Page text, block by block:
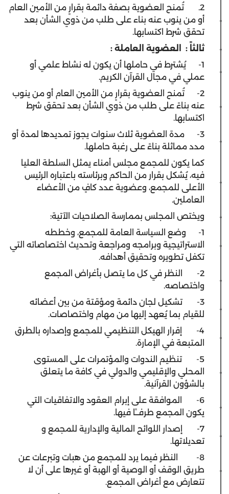
2. تُمنح العضوية بصفة دائمة بقرارٍ من الأمين العام
أو من ينوب عنه بناء على طلب من ذوي الشأن بعد
تحقق شرط اكتسابها.
ثالثاً : العضوية العاملة :
1- يُشترط في حاملها أن يكون له نشاط علمي أو
عملي في مجال القرآن الكريم.
2- تُمنح العضوية بقرارٍ من الأمين العام أو من ينوب
عنه بناءً على طلب من ذوي الشأن بعد تحقق شرط
اكتسابها.
3- مدة العضوية ثلاث سنوات يجوز تمديدها لمدة أو
مدد مماثلة بناءً على رغبة حاملها.
كما يكون للمجمع مجلس أمناء يمثل السلطة العليا
فيه، يُشكل بقرار من الحاكم وبرئاسته باعتباره الرئيس
الأعلى للمجمع، وعضوية عدد كافٍ من الأعضاء
العاملين.
ويختص المجلس بممارسة الصلاحيات الآتية:
1- وضع السياسة العامة للمجمع، وخططه
الاستراتيجية وبرامجه ومراجعة وتحديث اختصاصاته التي
تكفل تطويره وتحقيق أهدافه.
2- النظر في كل ما يتصل بأغراض المجمع
واختصاصه.
3- تشكيل لجان دائمة ومؤقتة من بين أعضائه
للقيام بما يُعهد إليها من مهام واختصاصات.
4- إقرار الهيكل التنظيمي للمجمع وإصداره بالطرق
المتبعة في الإمارة.
5- تنظيم الندوات والمؤتمرات على المستوى
المحلي والإقليمي والدولي في كافة ما يتعلق
بالشؤون القرآنية.
6- الموافقة على إبرام العقود والاتفاقيات التي
يكون المجمع طرفــًا فيها.
7- إصدار اللوائح المالية والإدارية للمجمع و
تعديلاتها.
8- النظر فيما يرد للمجمع من هبات وتبرعات عن
طريق الوقف أو الوصية أو الهبة أو غيرها على أن لا
تتعارض مع أغراض المجمع.